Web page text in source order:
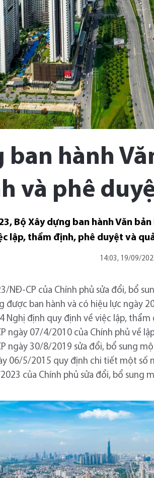
ban hành
và phê
Bộ Xây dựng ban hành Văn
lập, thẩm định, phê duyệt và
14:03, 19/09/
NĐ-CP của Chính phủ sửa đổi, bổ
được ban hành và có hiệu lực ngày
Nghị định quy định về việc lập,
ngày 07/4/2010 của Chính phủ về
ngày 30/8/2019 sửa đổi, bổ sung
06/5/2015 quy định chi tiết một số
của Chính phủ sửa đổi, bổ sung